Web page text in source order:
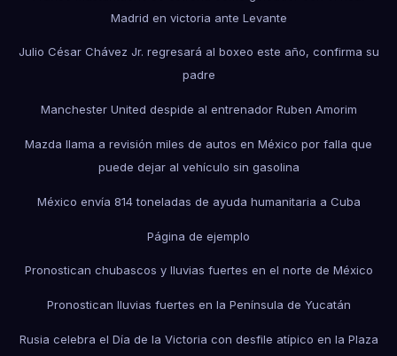
Madrid en victoria ante Levante
Julio César Chávez Jr. regresará al boxeo este año, confirma su
padre
Manchester United despide al entrenador Ruben Amorim
Mazda llama a revisión miles de autos en México por falla que
puede dejar al vehículo sin gasolina
México envía 814 toneladas de ayuda humanitaria a Cuba
Página de ejemplo
Pronostican chubascos y lluvias fuertes en el norte de México
Pronostican lluvias fuertes en la Península de Yucatán
Rusia celebra el Día de la Victoria con desfile atípico en la Plaza